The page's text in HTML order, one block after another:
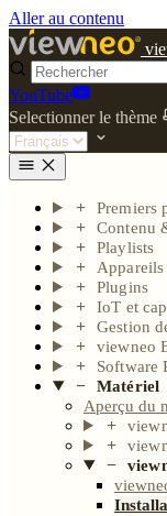
Aller au contenu
YouTube
Selectionner le thème
Premiers
Contenu
Playlists
Plugins
IoT et
Gestion
viewneo
Software
Matériel
Aperçu du